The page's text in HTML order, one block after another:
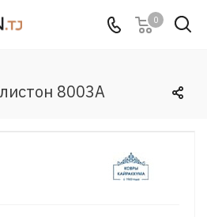
0
8003A